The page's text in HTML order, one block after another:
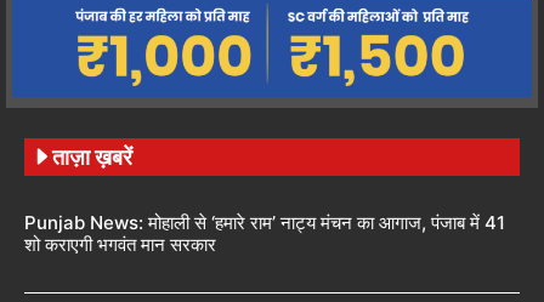
ताज़ा ख़बरें
Punjab News: मोहाली से ‘हमारे राम’ नाट्य मंचन का आगाज, पंजाब में 41
शो कराएगी भगवंत मान सरकार